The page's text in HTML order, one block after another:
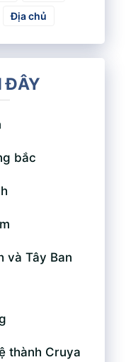
Địa chủ
ĐÂY
bắc
và Tây Ban
thành Cruya